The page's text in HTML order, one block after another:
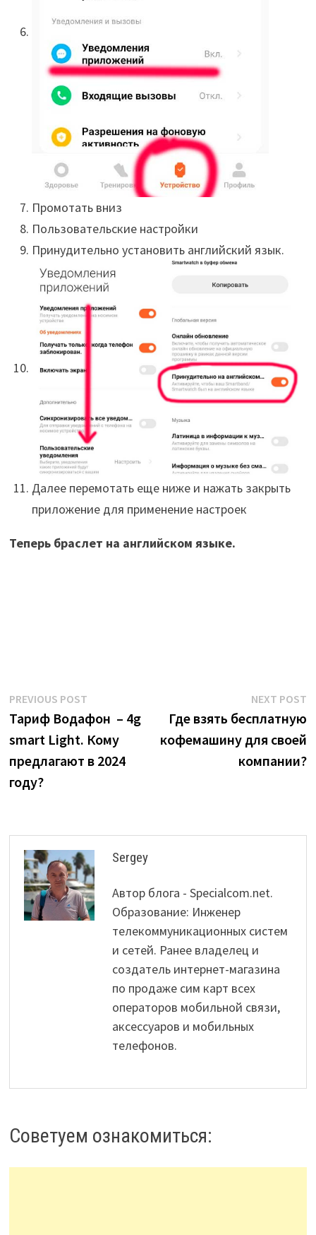
Промотать вниз
Пользовательские настройки
Принудительно установить английский язык.
Далее перемотать еще ниже и нажать закрыть
приложение для применение настроек
Теперь браслет на английском языке.
Post
navigation
PREVIOUS POSTPrevious
post:
Тариф Водафон – 4g
smart Light. Кому
предлагают в 2024
году?
NEXT POST
Где взять бесплатную
кофемашину для своей
компании?
Sergey
Автор блога - Specialcom.net.
Образование: Инженер
телекоммуникационных систем
и сетей. Ранее владелец и
создатель интернет-магазина
по продаже сим карт всех
операторов мобильной связи,
аксессуаров и мобильных
телефонов.
Советуем ознакомиться: